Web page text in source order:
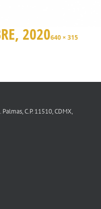
2020640 × 315
C.P. 11510, CDMX,